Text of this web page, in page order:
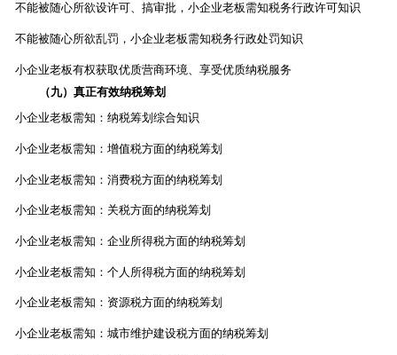
不能被随心所欲设许可、搞审批，小企业老板需知税务行政许可知识
不能被随心所欲乱罚，小企业老板需知税务行政处罚知识
小企业老板有权获取优质营商环境、享受优质纳税服务
（九）真正有效纳税筹划
小企业老板需知：纳税筹划综合知识
小企业老板需知：增值税方面的纳税筹划
小企业老板需知：消费税方面的纳税筹划
小企业老板需知：关税方面的纳税筹划
小企业老板需知：企业所得税方面的纳税筹划
小企业老板需知：个人所得税方面的纳税筹划
小企业老板需知：资源税方面的纳税筹划
小企业老板需知：城市维护建设税方面的纳税筹划